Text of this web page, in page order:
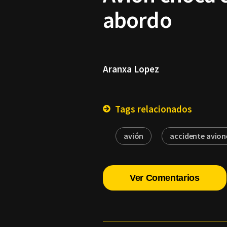
abordo
Aranxa Lopez
Tags relacionados
avión accidente
Ver Comentarios